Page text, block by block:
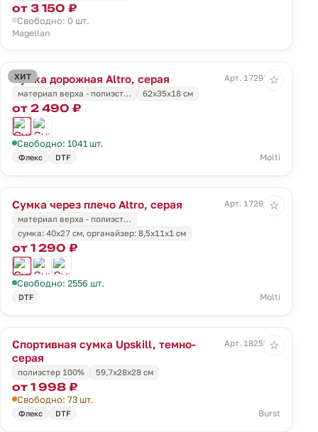
от 3 150 ₽
Свободно: 0 шт.
Magellan
ХИТ
Сумка дорожная Altro, серая
Арт. 17293.10
материал верха - полиэст…
62x35x18 см
от 2 490 ₽
Свободно: 1041 шт.
Флекс DTF Molti
☆
Сумка через плечо Altro, серая
Арт. 17294.10
материал верха - полиэст…
cумка: 40x27 см, органайзер: 8,5x11х1 см
от 1 290 ₽
Свободно: 2556 шт.
DTF Molti
☆
Спортивная сумка Upskill, темно-
серая
Арт. 18255.30
полиэстер 100% 59,7x28x28 см
от 1 998 ₽
Свободно: 73 шт.
Флекс DTF Burst
☆